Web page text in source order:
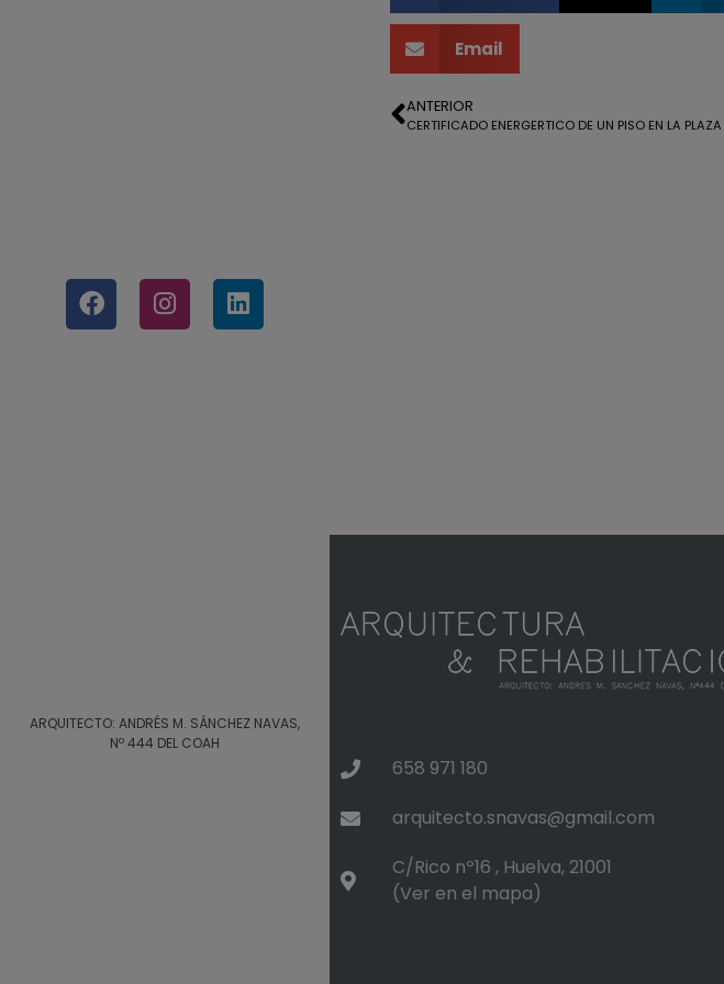
ARQUITECTO: ANDRÉS M. SÁNCHEZ NAVAS,
Nº 444 DEL COAH
Email
ANTERIOR
658 971 180
arquitecto.snavas@gmail.com
C/Rico nº16 , Huelva, 21001
(Ver en el mapa)